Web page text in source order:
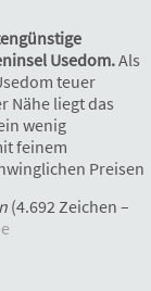
Usedom.Als
teuer
Nähe liegt das
wenig
feinem
Preisen
(4.692 Zeichen –